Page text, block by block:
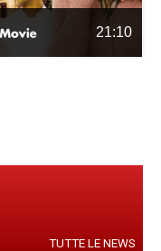
21:10
TUTTE LE NEWS